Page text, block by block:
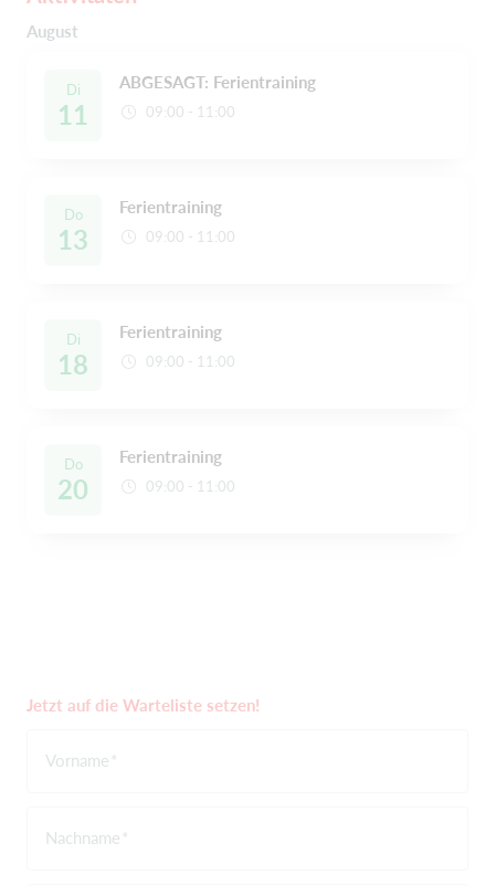
August
Di
11
ABGESAGT: Ferientraining
09:00 - 11:00
Do
13
Ferientraining
09:00 - 11:00
Di
18
Ferientraining
09:00 - 11:00
Do
20
Ferientraining
09:00 - 11:00
Jetzt auf die Warteliste setzen!
Vorname
Nachname